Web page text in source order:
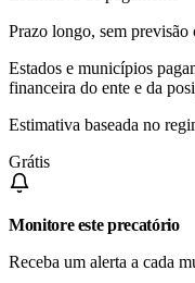
Prazo longo, sem previsão
Estados e municípios
financeira do ente e da
Estimativa baseada no
Grátis
Monitore este precatório
Receba um alerta a cada